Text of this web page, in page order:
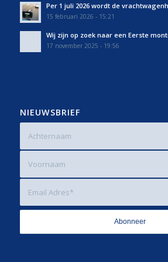
Per 1 juli 2026 wordt de
15 februari 2026 - 15:21
Wij zijn op zoek naar een Eerste
17 november 2025 - 19:56
NIEUWSBRIEF